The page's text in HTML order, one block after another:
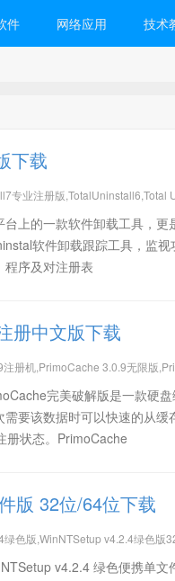
件 网络应用 技术
下载
专业注册版,TotalUninstall6,Total
具,软件安装监控,软件安装监视工
上的一款软件卸载工具，更
软件卸载跟踪工具，监
序及对注册表
册中文版下载
册机,PrimoCache 3.0.9无限版
完美破解版是一款硬
要该数据时可以快速的从缓
册状态。PrimoCache
版 32位/64位下载
色版,WinNTSetup v4.2.4绿色版
v4.2.4 绿色便携单文